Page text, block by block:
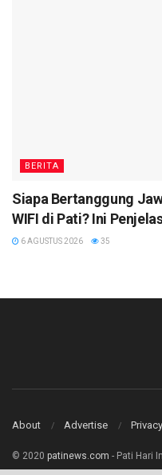
BERITA
Siapa Bertanggung
WIFI di Pati? Ini
6 AGUSTUS 2026 35
About Advertise
© 2020 patinews.com - Pati Hari